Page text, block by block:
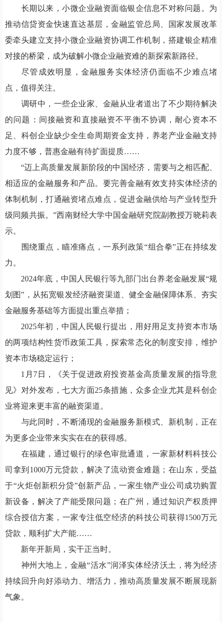
长期以来，小微企业融资面临银企信息不对称问题。为
推动信贷资金快速直达基层，金融监管总局、国家发展改革
委牵头建立支持小微企业融资协调工作机制，搭建银企精准
对接的桥梁，成为破解小微企业融资难的新探索新路径。
尽管成效明显，金融服务实体经济仍面临不少难点堵
点，值得关注。
调研中，一些企业家、金融从业者道出了不少期待解决
的问题：间接融资和直接融资不平衡不协调，耐心资本不
足、科创企业缺少全生命周期资金支持，养老产业金融支持
力度不够，普惠金融有待扩面提质……
“迈上高质量发展新阶段的中国经济，需要与之相匹配、
相适应的金融服务和产品。要完善金融有效支持实体经济的
体制机制，打通融资堵点难点，促进金融供给与产业转型升
级同频共振。”西南财经大学中国金融研究院副教授万晓莉表
示。
围绕重点，瞄准痛点，一系列政策“组合拳”正在持续发
力。
2024年底，中国人民银行等九部门出台养老金融发展“规
划图”，从拓宽银发经济融资渠道、健全金融保障体系、夯实
金融服务基础等方面提出重点举措；
2025年初，中国人民银行提出，用好用足支持资本市场
的两项结构性货币政策工具，探索常态化的制度安排，维护
资本市场稳定运行；
1月7日，《关于促进政府投资基金高质量发展的指导意
见》对外发布，七大方面25条措施，众多企业尤其是科创企
业将迎来更丰富的融资渠道。
与此同时，不断涌现的金融服务新模式、新机制，正在
为更多企业带来实实在在的获得感。
在福建，通过银行的绿色审批通道，一家新材料科技公
司拿到1000万元贷款，解决了流动资金难题；在山东，受益
于“火炬创新积分贷”创新产品，一家生物产业公司成功购置
新设备，解决了产能受限问题；在广州，通过知识产权质押
综合授信方案，一家专注低空经济的科技公司获得1500万元
贷款，顺利扩大产能……
新年开新局，实干正当时。
神州大地上，金融“活水”润泽实体经济沃土，将为经济
持续回升向好添动力、增活力，推动高质量发展不断展现新
气象。